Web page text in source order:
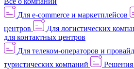
Для e-commerce и маркетплейсов
центров
Для логистических
для контактных центров
Для телеком-операторов и
туристических компаний
Решения